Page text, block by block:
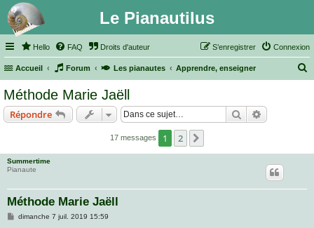
Le Pianautilus
Hello FAQ Droits d'auteur Connexion
S’enregistrer
Accueil Forum Les pianautes Apprendre, enseigner
Méthode Marie Jaëll
Répondre Rechercher
17 messages 1 2
Summertime
Pianaute
Méthode Marie Jaëll
Mdimanche 7 juil. 2019 15:59